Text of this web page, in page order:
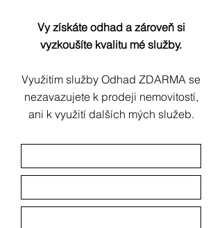
Vy získáte odhad a zároveň si
vyzkoušíte kvalitu mé služby.
Využitím služby Odhad ZDARMA se
nezavazujete k prodeji nemovitostí,
ani k využití dalších mých služeb.